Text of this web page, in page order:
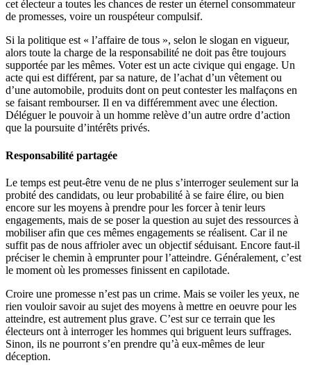
cet électeur a toutes les chances de rester un éternel consommateur
de promesses, voire un rouspéteur compulsif.
Si la politique est « l’affaire de tous », selon le slogan en vigueur,
alors toute la charge de la responsabilité ne doit pas être toujours
supportée par les mêmes. Voter est un acte civique qui engage. Un
acte qui est différent, par sa nature, de l’achat d’un vêtement ou
d’une automobile, produits dont on peut contester les malfaçons en
se faisant rembourser. Il en va différemment avec une élection.
Déléguer le pouvoir à un homme relève d’un autre ordre d’action
que la poursuite d’intérêts privés.
Responsabilité partagée
Le temps est peut-être venu de ne plus s’interroger seulement sur la
probité des candidats, ou leur probabilité à se faire élire, ou bien
encore sur les moyens à prendre pour les forcer à tenir leurs
engagements, mais de se poser la question au sujet des ressources à
mobiliser afin que ces mêmes engagements se réalisent. Car il ne
suffit pas de nous affrioler avec un objectif séduisant. Encore faut-il
préciser le chemin à emprunter pour l’atteindre. Généralement, c’est
le moment où les promesses finissent en capilotade.
Croire une promesse n’est pas un crime. Mais se voiler les yeux, ne
rien vouloir savoir au sujet des moyens à mettre en oeuvre pour les
atteindre, est autrement plus grave. C’est sur ce terrain que les
électeurs ont à interroger les hommes qui briguent leurs suffrages.
Sinon, ils ne pourront s’en prendre qu’à eux-mêmes de leur
déception.